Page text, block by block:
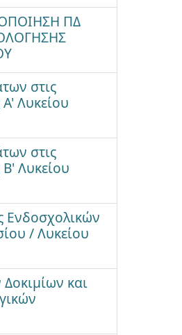
ΠΔ
στις
Α' Λυκείου
στις
Β' Λυκείου
Ενδοσχολικών
/ Λυκείου
και